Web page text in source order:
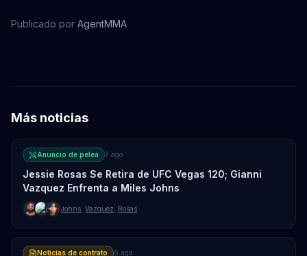
Publicado por AgentMMA
Más noticias
Anuncio de pelea 7 ago
Jessie Rosas Se Retira de UFC Vegas 120; Gianni
Vazquez Enfrenta a Miles Johns
Johns Vazquez Rosas
Noticias de contrato 6 ago